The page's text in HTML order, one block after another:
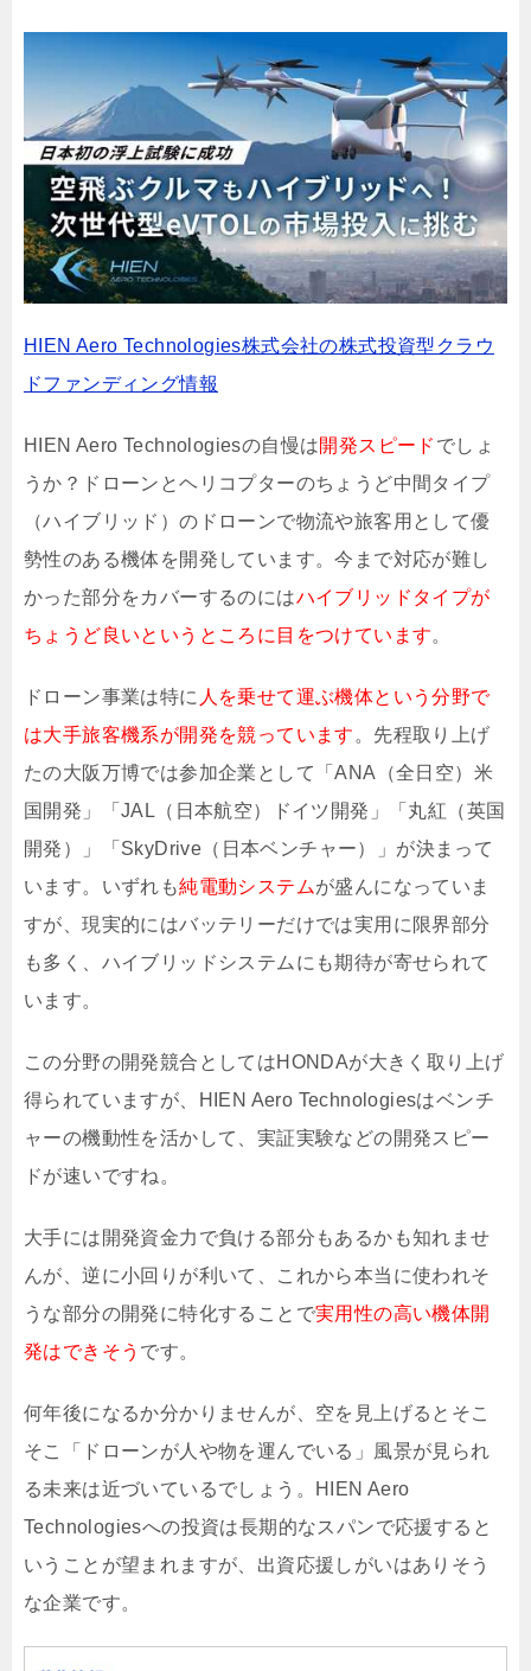
HIEN Aero Technologies株式会社の株式投資型クラウ
ドファンディング情報
HIEN Aero Technologiesの自慢は開発スピード でしょ
うか？ドローンとヘリコプターのちょうど中間タイプ
（ハイブリッド）のドローンで物流や旅客用として優
勢性のある機体を開発しています。今まで対応が難し
かった部分をカバーするのにはハイブリッドタイプが
ちょうど良いというところに目をつけています。
ドローン事業は特に 人を乗せて運ぶ機体という分野で
は大手旅客機系が開発を競っています 。先程取り上げ
たの大阪万博では参加企業として「ANA（全日空）米
国開発」「JAL（日本航空）ドイツ開発」「丸紅（英国
開発）」「SkyDrive（日本ベンチャー）」が決まって
います。いずれも純電動システムが盛んになっていま
すが、現実的にはバッテリーだけでは実用に限界部分
も多く、ハイブリッドシステムにも期待が寄せられて
います。
この分野の開発競合としてはHONDAが大きく取り上げ
得られていますが、HIEN Aero Technologiesはベンチ
ャーの機動性を活かして、実証実験などの開発スピー
ドが速いですね。
大手には開発資金力で負ける部分もあるかも知れませ
んが、逆に小回りが利いて、これから本当に使われそ
うな部分の開発に特化することで実用性の高い機体開
発はできそう です。
何年後になるか分かりませんが、空を見上げるとそこ
そこ「ドローンが人や物を運んでいる」風景が見られ
る未来は近づいているでしょう。HIEN Aero
Technologiesへの投資は長期的なスパンで応援すると
いうことが望まれますが、出資応援しがいはありそう
な企業です。